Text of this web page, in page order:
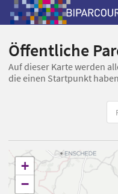
Öffentliche
Auf dieser Karte werden
die einen Startpunkt haben
+
−